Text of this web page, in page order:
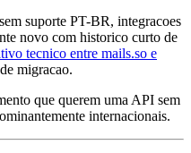
suporte PT-BR, integracoes
novo com historico curto de
tecnico entre mails.so e
migracao.
que querem uma API sem
internacionais.